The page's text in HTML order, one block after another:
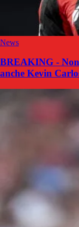
News
BREAKING -
anche Kevin